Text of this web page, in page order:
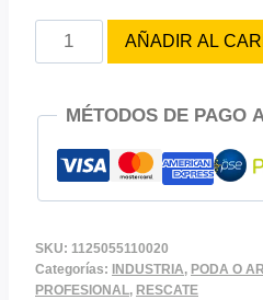
POLEA
DOBLE
RP
061D
ACERO
cantidad
AÑADIR AL
MÉTODOS DE PAGO
SKU: 1125055110020
Categorías:
INDUSTRIA, PODA O
PROFESIONAL, RESCATE